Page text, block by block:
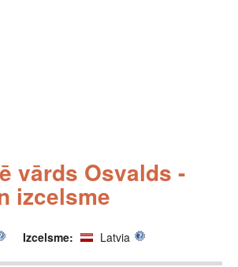
vārds Osvalds -
izcelsme
Izcelsme: Latvia